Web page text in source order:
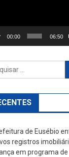
00:00 06:50
de Eusébio
registros
em programa de